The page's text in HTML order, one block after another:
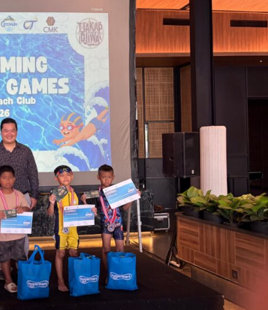
Dalam Gerakan Nurani Bangsa Di
Rumah Griya Gusdur
admin September 4, 2025
Pendidikan
Polri Kerahkan 372 Taruna Akpol
Dampingi Siswa Di 73 Sekolah Rakyat
Bersama Taruna TNI
admin Agustus 5, 2026
Berita Polisi Hukum Kriminal Tangerang Raya
Diduga Kejam Dan Sadis Oknum
Pegawai PPPK Lakukan KDRT Terhadap